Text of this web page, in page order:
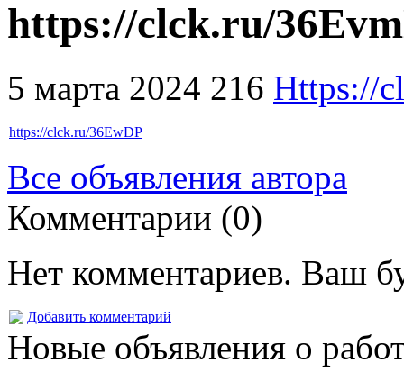
https://clck.ru/
5 марта 2024 216 Https://
https://clck.ru/36EwDP
Все объявления автора
Комментарии (0)
Нет комментариев. Ваш
Добавить комментарий
Новые объявления о